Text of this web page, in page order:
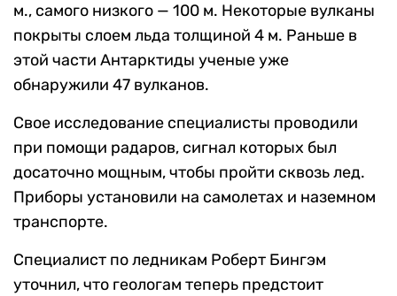
м., самого низкого — 100 м. Некоторые вулканы
покрыты слоем льда толщиной 4 м. Раньше в
этой части Антарктиды ученые уже
обнаружили 47 вулканов.
Свое исследование специалисты проводили
при помощи радаров, сигнал которых был
досаточно мощным, чтобы пройти сквозь лед.
Приборы установили на самолетах и наземном
транспорте.
Специалист по ледникам Роберт Бингэм
уточнил, что геологам теперь предстоит